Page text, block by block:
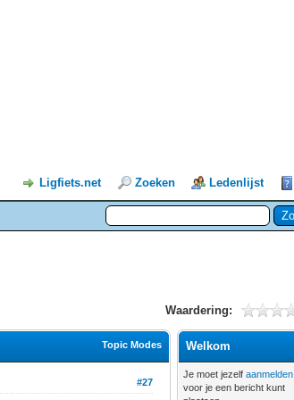
Ligfiets.net Zoeken Ledenlijst
Waardering:
Topic Modes
#27
Welkom
Je moet jezelfaanmelden
voor je een bericht kunt